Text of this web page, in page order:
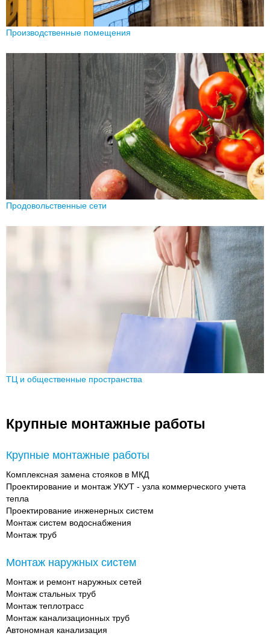
Производственные помещения
Продовольственные сети
ТЦ и общественные пространства
Крупные монтажные работы
Крупные монтажные работы
Комплексная замена стояков в МКД
Проектирование и монтаж УКУТ - узла коммерческого учета
тепла
Проектирование инженерных систем
Монтаж систем водоснабжения
Монтаж труб
Монтаж наружных систем
Монтаж и ремонт наружных сетей
Монтаж стальных труб
Монтаж теплотрасс
Монтаж канализационных труб
Автономная канализация